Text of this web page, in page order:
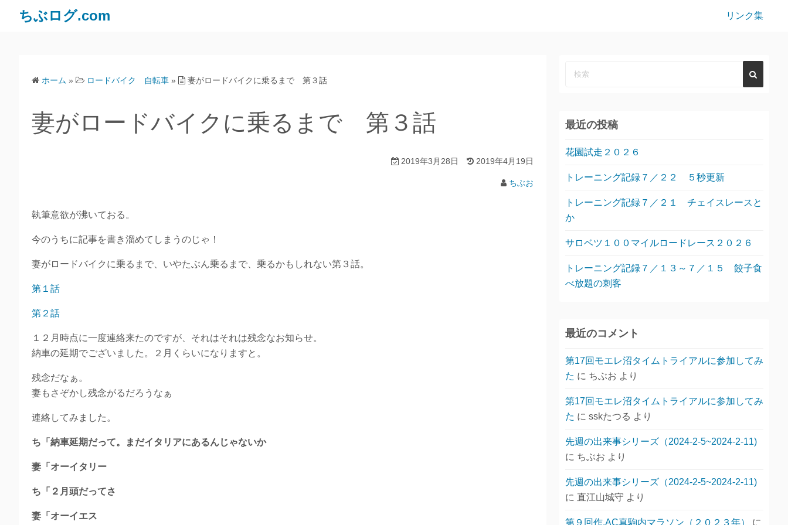
ちぶログ.com リンク集
ホーム » ロードバイク 自転車 » 妻がロードバイクに乗るまで 第３話
妻がロードバイクに乗るまで 第３話
2019年3月28日 2019年4月19日
ちぶお
執筆意欲が沸いておる。
今のうちに記事を書き溜めてしまうのじゃ！
妻がロードバイクに乗るまで、いやたぶん乗るまで、乗るかもしれない第３話。
第１話
第２話
１２月時点に一度連絡来たのですが、それはそれは残念なお知らせ。
納車の延期でございました。２月くらいになりますと。
残念だなぁ。
妻もさぞかし残念がるだろうなぁ
連絡してみました。
ち「納車延期だって。まだイタリアにあるんじゃないか
妻「オーイタリー
ち「２月頭だってさ
妻「オーイエス
最近の投稿
花園試走２０２６
トレーニング記録７／２２ ５秒更新
トレーニング記録７／２１ チェイスレースと
か
サロベツ１００マイルロードレース２０２６
トレーニング記録７／１３～７／１５ 餃子食
べ放題の刺客
最近のコメント
第17回モエレ沼タイムトライアルに参加してみ
た に ちぶお より
第17回モエレ沼タイムトライアルに参加してみ
た に sskたつる より
先週の出来事シリーズ（2024-2-5~2024-2-11)
に ちぶお より
先週の出来事シリーズ（2024-2-5~2024-2-11)
に 直江山城守 より
第９回作.AC真駒内マラソン（２０２３年）
に